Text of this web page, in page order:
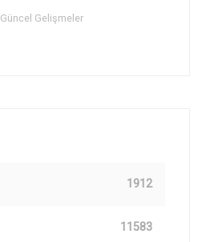
Güncel Gelişmeler
1912
11583